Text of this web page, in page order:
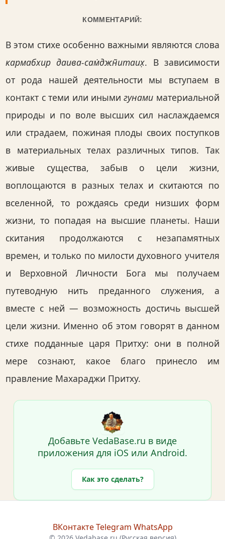
КОММЕНТАРИЙ:
В этом стихе особенно важными являются слова
кармабхир даива-сам̇джн̃итаих̣. В зависимости
от рода нашей деятельности мы вступаем в
контакт с теми или инымигунами материальной
природы и по воле высших сил наслаждаемся
или страдаем, пожиная плоды своих поступков
в материальных телах различных типов. Так
живые существа, забыв о цели жизни,
воплощаются в разных телах и скитаются по
вселенной, то рождаясь среди низших форм
жизни, то попадая на высшие планеты. Наши
скитания продолжаются с незапамятных
времен, и только по милости духовного учителя
и Верховной Личности Бога мы получаем
путеводную нить преданного служения, а
вместе с ней — возможность достичь высшей
цели жизни. Именно об этом говорят в данном
стихе подданные царя Притху: они в полной
мере сознают, какое благо принесло им
правление Махараджи Притху.
Добавьте VedaBase.ru в виде
приложения для iOS или Android.
Как это сделать?
ВКонтакте Telegram WhatsApp